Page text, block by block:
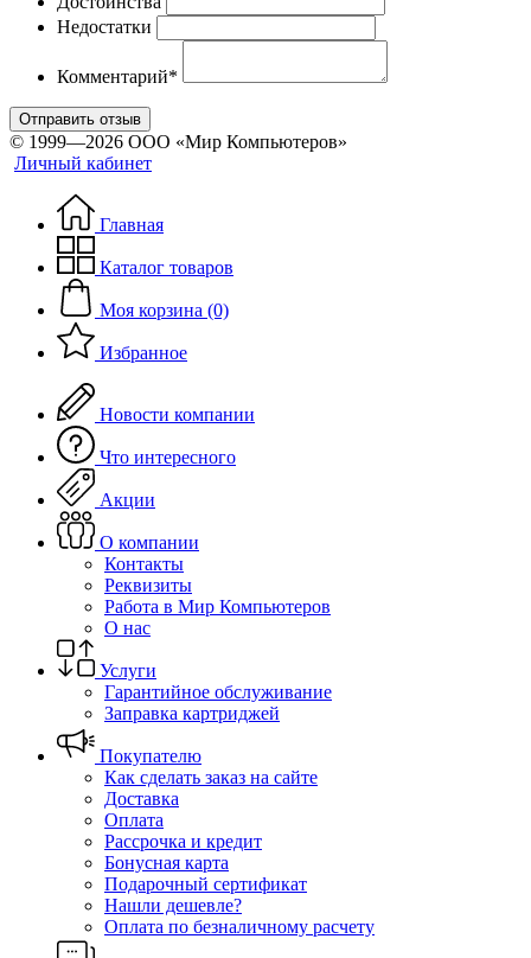
Недостатки
Комментарий*
Отправить отзыв
© 1999—2026 ООО «Мир Компьютеров»
Личный кабинет
Главная
Каталог товаров
Моя корзина (0)
Избранное
Новости компании
Что интересного
Акции
О компании
Контакты
Реквизиты
Работа в Мир Компьютеров
О нас
Услуги
Гарантийное обслуживание
Заправка картриджей
Покупателю
Как сделать заказ на сайте
Доставка
Оплата
Рассрочка и кредит
Бонусная карта
Подарочный сертификат
Нашли дешевле?
Оплата по безналичному расчету